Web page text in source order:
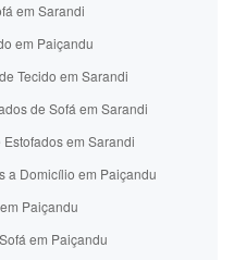
em Sarandi
em Paiçandu
Tecido em Sarandi
de Sofá em Sarandi
em Sarandi
a Domicílio em Paiçandu
Paiçandu
em Paiçandu